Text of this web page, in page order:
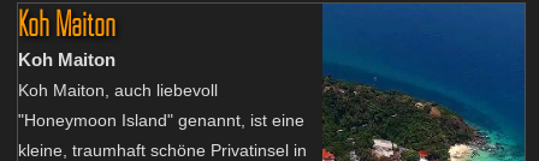
Koh Maiton
Koh Maiton
Koh Maiton, auch liebevoll
"Honeymoon Island" genannt, ist eine
kleine, traumhaft schöne Privatinsel in